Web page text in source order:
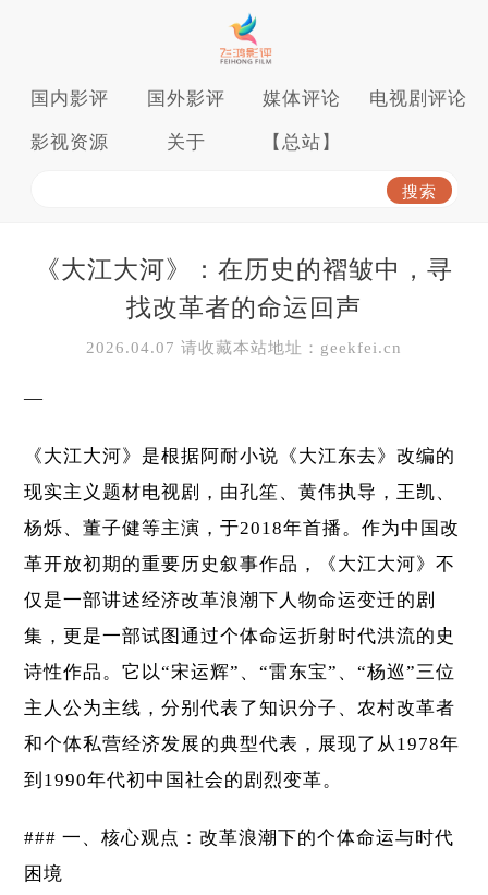
国内影评 国外影评 媒体评论 电视剧评论
影视资源 关于 【总站】
《大江大河》：在历史的褶皱中，寻
找改革者的命运回声
2026.04.07 请收藏本站地址：geekfei.cn
—
《大江大河》是根据阿耐小说《大江东去》改编的
现实主义题材电视剧，由孔笙、黄伟执导，王凯、
杨烁、董子健等主演，于2018年首播。作为中国改
革开放初期的重要历史叙事作品，《大江大河》不
仅是一部讲述经济改革浪潮下人物命运变迁的剧
集，更是一部试图通过个体命运折射时代洪流的史
诗性作品。它以“宋运辉”、“雷东宝”、“杨巡”三位
主人公为主线，分别代表了知识分子、农村改革者
和个体私营经济发展的典型代表，展现了从1978年
到1990年代初中国社会的剧烈变革。
### 一、核心观点：改革浪潮下的个体命运与时代
困境